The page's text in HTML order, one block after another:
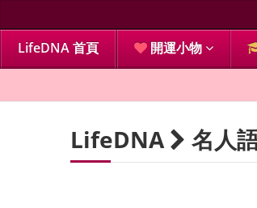
LifeDNA 首頁 開運小物
LifeDNA 名人